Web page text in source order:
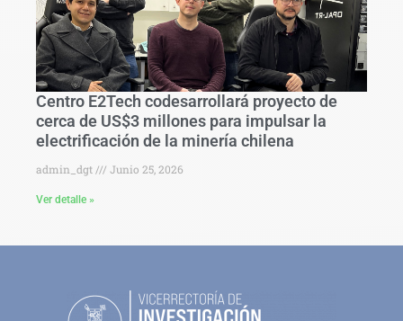
Centro E2Tech codesarrollará proyecto de
cerca de US$3 millones para impulsar la
electrificación de la minería chilena
admin_dgt Junio 25, 2026
Ver detalle »